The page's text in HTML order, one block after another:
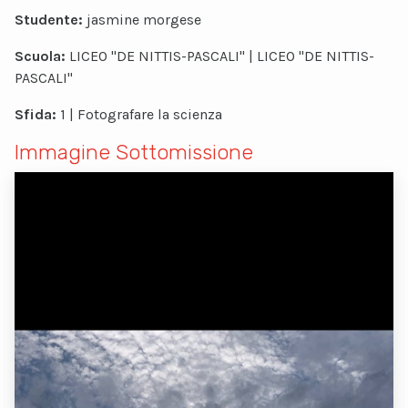
Studente: jasmine morgese
Scuola: LICEO "DE NITTIS-PASCALI" | LICEO "DE NITTIS-
PASCALI"
Sfida: 1 | Fotografare la scienza
Immagine Sottomissione